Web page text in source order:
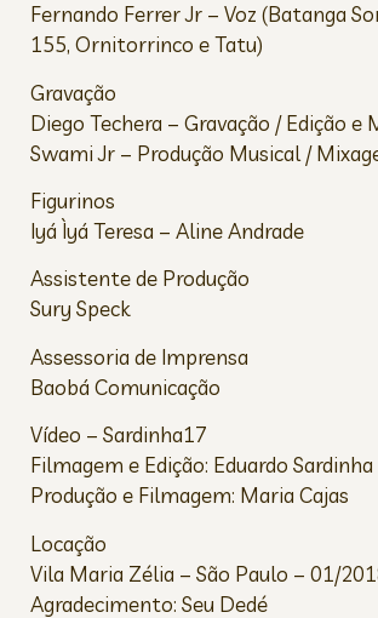
Fernando Ferrer Jr – Voz (Batanga
155, Ornitorrinco e Tatu)
Gravação
Diego Techera – Gravação / Edição e
Swami Jr – Produção Musical /
Figurinos
Iyá Ìyá Teresa – Aline Andrade
Assistente de Produção
Sury Speck
Assessoria de Imprensa
Baobá Comunicação
Vídeo – Sardinha17
Filmagem e Edição: Eduardo Sardinha
Produção e Filmagem: Maria Cajas
Locação
Vila Maria Zélia – São Paulo – 01/
Agradecimento: Seu Dedé